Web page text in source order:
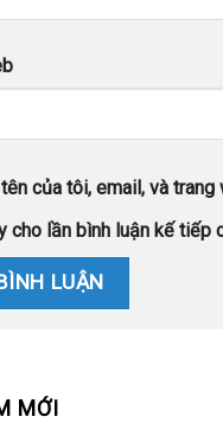
của tôi, email, và
cho lần bình luận kế tiếp
MỚI